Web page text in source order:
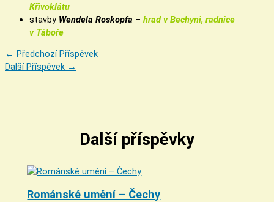
Křivoklátu
stavby Wendela Roskopfa – hrad v Bechyni, radnice
v Táboře
← Předchozí Příspěvek
Další Příspěvek →
Další příspěvky
Románské umění – Čechy